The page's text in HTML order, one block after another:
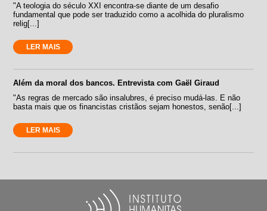
"A teologia do século XXI encontra-se diante de um desafio
fundamental que pode ser traduzido como a acolhida do pluralismo
relig[...]
LER MAIS
Além da moral dos bancos. Entrevista com Gaël Giraud
"As regras de mercado são insalubres, é preciso mudá-las. E não
basta mais que os financistas cristãos sejam honestos, senão[...]
LER MAIS